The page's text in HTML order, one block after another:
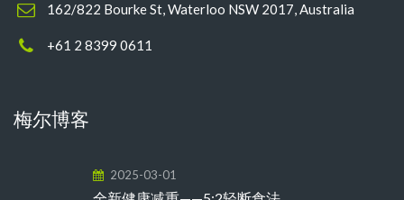
162/822 Bourke St, Waterloo NSW 2017, Australia
+61 2 8399 0611
梅尔博客
2025-03-01